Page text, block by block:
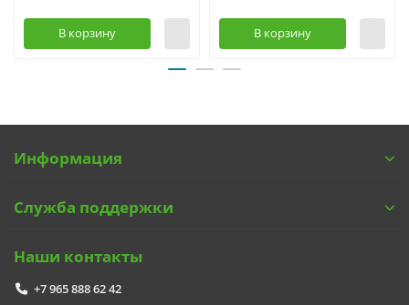
В корзину В корзину
Информация
Служба поддержки
Наши контакты
+7 965 888 62 42